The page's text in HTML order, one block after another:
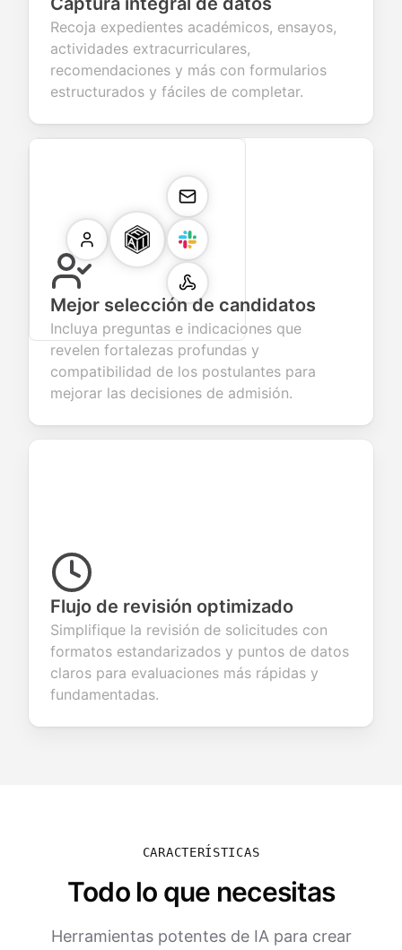
Recoja expedientes académicos, ensayos,
actividades extracurriculares,
recomendaciones y más con formularios
estructurados y fáciles de completar.
Mejor selección de candidatos
Incluya preguntas e indicaciones que
revelen fortalezas profundas y
compatibilidad de los postulantes para
mejorar las decisiones de admisión.
Flujo de revisión optimizado
Simplifique la revisión de solicitudes con
formatos estandarizados y puntos de datos
claros para evaluaciones más rápidas y
fundamentadas.
CARACTERÍSTICAS
Todo lo que necesitas
Herramientas potentes de IA para crear